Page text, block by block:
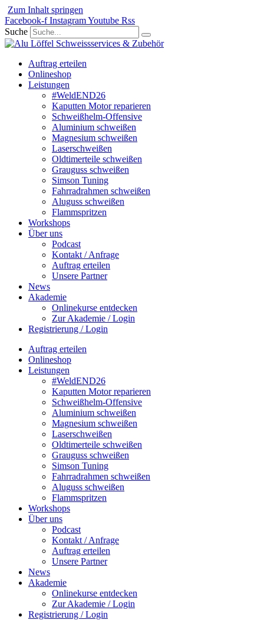
Zum Inhalt springen
Facebook-f InstagramYoutube Rss
Suche
Auftrag erteilen
Onlineshop
Leistungen
#WeldEND26
Kaputten Motor reparieren
Schweißhelm-Offensive
Aluminium schweißen
Magnesium schweißen
Laserschweißen
Oldtimerteile schweißen
Grauguss schweißen
Simson Tuning
Fahrradrahmen schweißen
Aluguss schweißen
Flammspritzen
Workshops
Über uns
Podcast
Kontakt / Anfrage
Auftrag erteilen
Unsere Partner
News
Akademie
Onlinekurse entdecken
Zur Akademie / Login
Registrierung / Login
Auftrag erteilen
Onlineshop
Leistungen
#WeldEND26
Kaputten Motor reparieren
Schweißhelm-Offensive
Aluminium schweißen
Magnesium schweißen
Laserschweißen
Oldtimerteile schweißen
Grauguss schweißen
Simson Tuning
Fahrradrahmen schweißen
Aluguss schweißen
Flammspritzen
Workshops
Über uns
Podcast
Kontakt / Anfrage
Auftrag erteilen
Unsere Partner
News
Akademie
Onlinekurse entdecken
Zur Akademie / Login
Registrierung / Login